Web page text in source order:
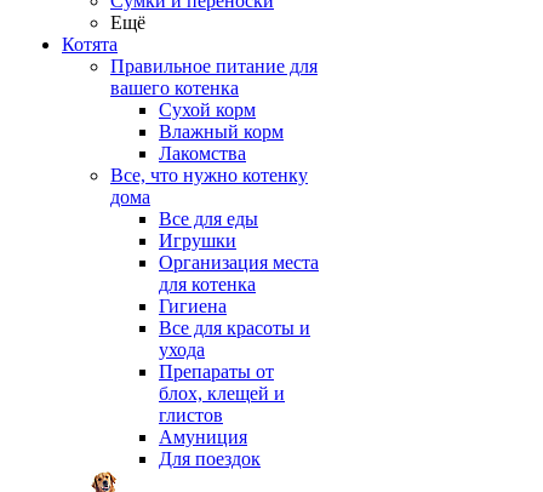
Ещё
Котята
Правильное питание для
вашего котенка
Сухой корм
Влажный корм
Лакомства
Все, что нужно котенку
дома
Все для еды
Игрушки
Организация места
для котенка
Гигиена
Все для красоты и
ухода
Препараты от
блох, клещей и
глистов
Амуниция
Для поездок